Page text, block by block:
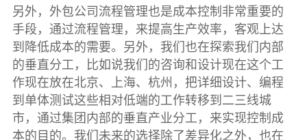
另外，外包公司流程管理也是成本控制非常重要的
手段，通过流程管理，来提高生产效率，客观上达
到降低成本的需要。另外，我们也在探索我们内部
的垂直分工，比如说我们的咨询和设计现在这个工
作现在放在北京、上海、杭州，把详细设计、编程
到单体测试这些相对低端的工作转移到二三线城
市，通过集团内部的垂直产业分工，来实现控制成
本的目的。我们未来的选择除了差异化之外，也在